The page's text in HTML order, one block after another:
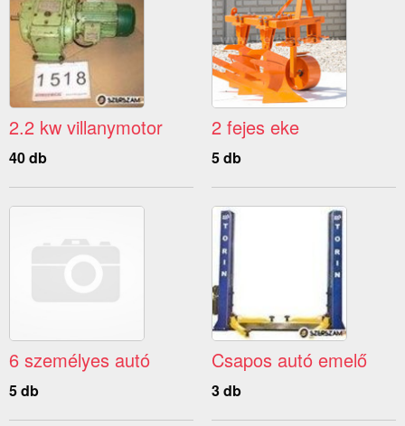
2.2 kw villanymotor
40 db
2 fejes eke
5 db
6 személyes autó
5 db
Csapos autó emelő
3 db